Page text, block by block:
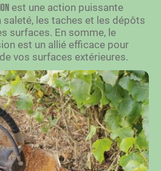
est une action puissante
les taches et les dépôts
surfaces. En somme, le
est un allié efficace pour
vos surfaces extérieures.